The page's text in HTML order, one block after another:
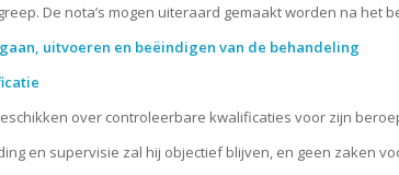
De nota’s mogen uiteraard gemaakt worden na het
uitvoeren en beëindigen van de behandeling
over controleerbare kwalificaties voor zijn
en supervisie zal hij objectief blijven, en geen zaken